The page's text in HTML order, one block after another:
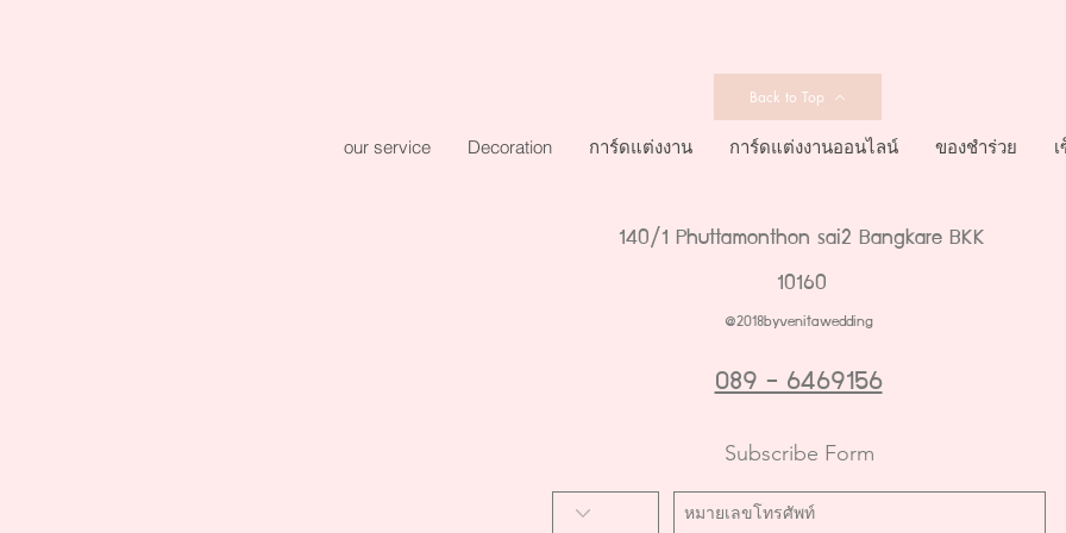
Back to Top
our service Decoration การ์ดแต่งงาน การ์ดแต่งงานออนไลน์ ของชำร่วย
140/1 Phuttamonthon sai2 Bangkare BKK
10160
@2018byvenitawedding
089 - 6469156
Subscribe Form